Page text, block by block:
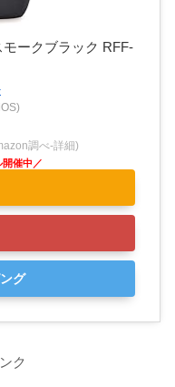
ークブラック RFF-
調べ-詳細)
グ
ク